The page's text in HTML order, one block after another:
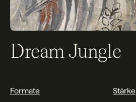
Dream Jungle
Formate
Stärke